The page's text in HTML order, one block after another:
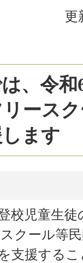
更
、令
ース
ます
校児童生
クール等
支援する